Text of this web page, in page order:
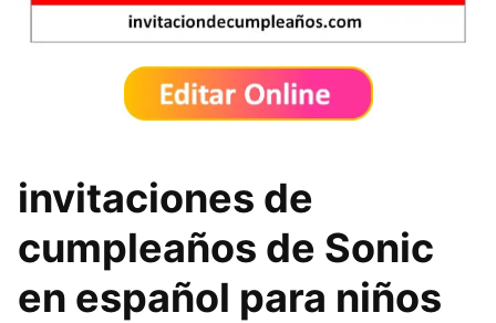
invitaciones de
cumpleaños de Sonic
en español para niños